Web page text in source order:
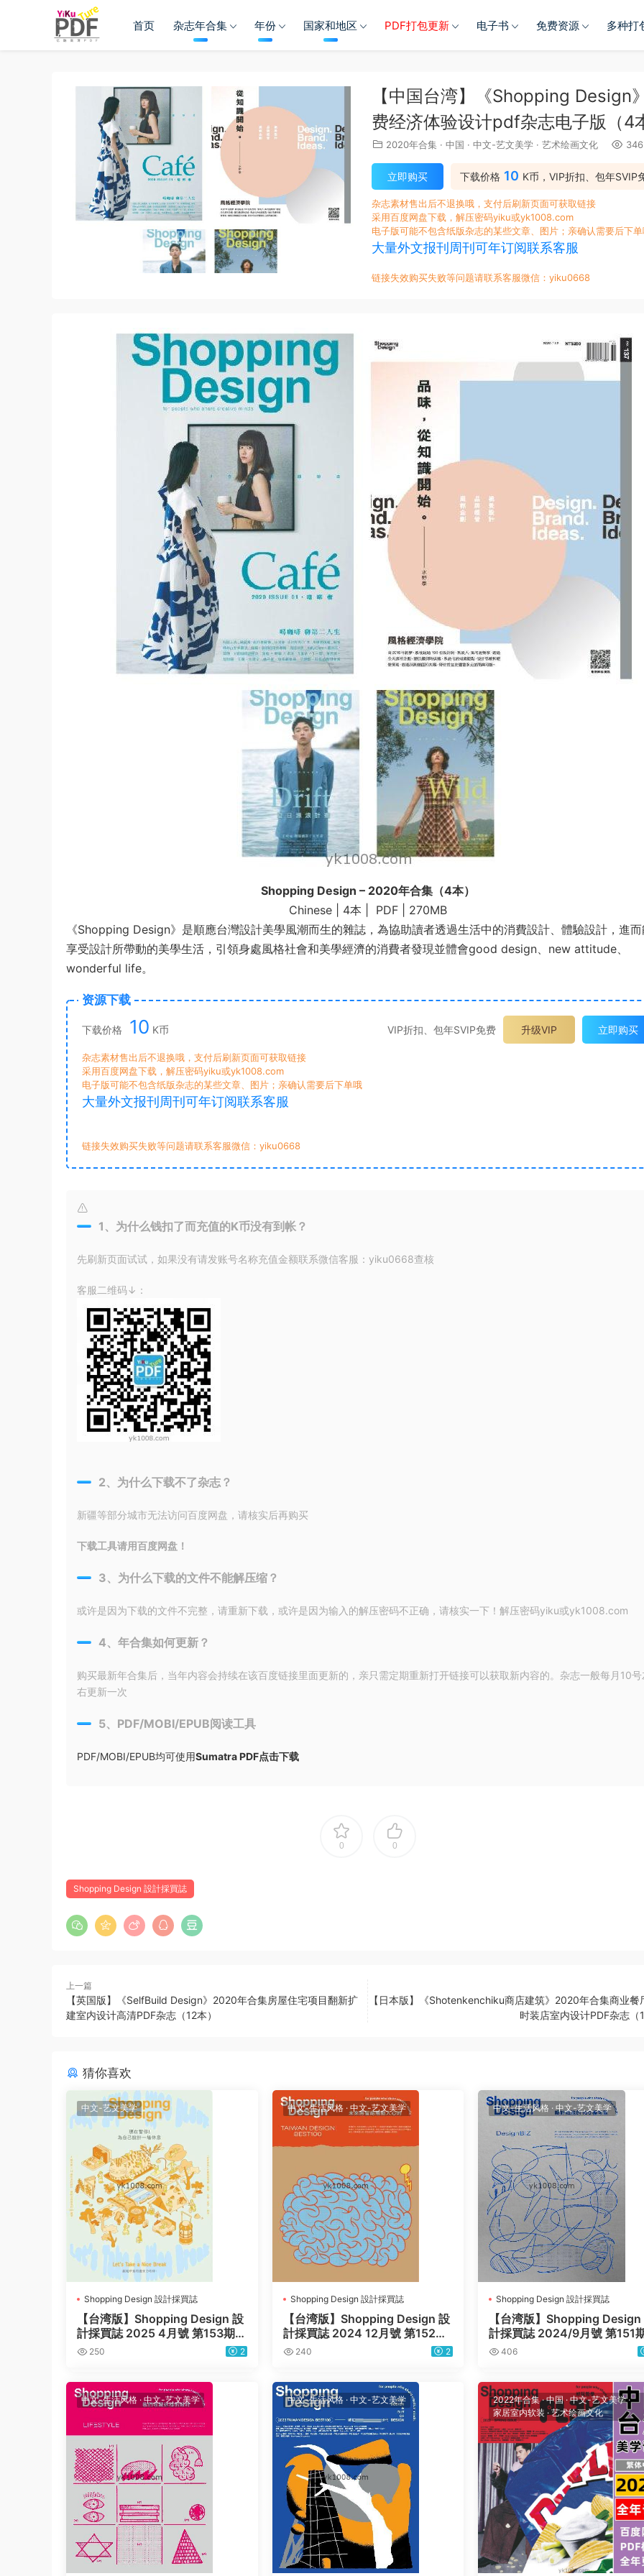
首页 杂志年合集 年份 国家和地区 PDF打包更新 电子书 免费资源 多种打
【中国台湾】《Shopping
费经济体验设计pdf杂志电子版（4
2020年合集 · 中国 · 中文-艺文美学 · 艺术绘画文化 346
下载价格 10 K币，VIP折扣、包年SVIP
立即购买
杂志素材售出后不退换哦，支付后刷新页面可获取链接
采用百度网盘下载，解压密码yiku或yk1008.com
电子版可能不包含纸版杂志的某些文章、图片；亲确认需要后下
大量外文报刊周刊可年订阅联系客服
链接失效购买失败等问题请联系客服微信：yiku0668
Shopping Design – 2020年合集（4本）
Chinese | 4本 | PDF | 270MB
《Shopping Design》是順應台灣設計美學風潮而生的雜誌，為協助讀者透過生活中的消費設計、體驗設計，進
享受設計所帶動的美學生活，引領身處風格社會和美學經濟的消費者發現並體會good design、new attitude、
wonderful life。
资源下载
下载价格 10 K币 VIP折扣、包年SVIP免费 升级VIP 立即购买
杂志素材售出后不退换哦，支付后刷新页面可获取链接
采用百度网盘下载，解压密码yiku或yk1008.com
电子版可能不包含纸版杂志的某些文章、图片；亲确认需要后下单哦
大量外文报刊周刊可年订阅联系客服
链接失效购买失败等问题请联系客服微信：yiku0668
1、为什么钱扣了而充值的K币没有到帐？
先刷新页面试试，如果没有请发账号名称充值金额联系微信客服：yiku0668查核
客服二维码↓：
2、为什么下载不了杂志？
新疆等部分城市无法访问百度网盘，请核实后再购买
下载工具请用百度网盘！
3、为什么下载的文件不能解压缩？
或许是因为下载的文件不完整，请重新下载，或许是因为输入的解压密码不正确，请核实一下！解压密码yiku或yk1008.com
4、年合集如何更新？
购买最新年合集后，当年内容会持续在该百度链接里面更新的，亲只需定期重新打开链接可以获取新内容的。杂志一般每月10号
右更新一次
5、PDF/MOBI/EPUB阅读工具
PDF/MOBI/EPUB均可使用Sumatra PDF点击下载
0 0
Shopping Design 設計採買誌
上一篇
【英国版】《SelfBuild Design》2020年合集房屋住宅项目翻新扩
建室内设计高清PDF杂志（12本）
【日本版】《Shotenkenchiku商店建筑》2020年合集商业餐
时装店室内设计PDF杂志（
猜你喜欢
中文-艺文美学
Shopping Design 設計採買誌
【台湾版】Shopping Design 設
計採買誌 2025 4月號 第153期P
DF电子版杂志
250 2
中文-生活风格· 中文-艺文美学
Shopping Design 設計採買誌
【台湾版】Shopping Design 設
計採買誌 2024 12月號 第152期
PDF电子版
240 2
中文-生活风格 ·中文-艺文美学
Shopping Design 設計採買誌
【台湾版】Shopping Design
計採買誌 2024/9月號 第151
DF电子版
406
中文-生活风格 · 中文-艺文美学 中文-生活风格· 中文-艺文美学 2022年合集·中国·中文-艺文美学·
家居室内软装 ·艺术绘画文化